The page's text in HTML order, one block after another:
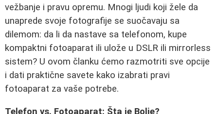
vežbanje i pravu opremu. Mnogi ljudi koji žele da
unaprede svoje fotografije se suočavaju sa
dilemom: da li da nastave sa telefonom, kupe
kompaktni fotoaparat ili ulože u DSLR ili mirrorless
sistem? U ovom članku ćemo razmotriti sve opcije
i dati praktične savete kako izabrati pravi
fotoaparat za vaše potrebe.
Telefon vs. Fotoaparat: Šta je Bolje?